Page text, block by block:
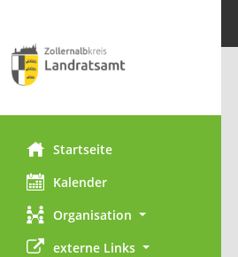
Startseite
Kalender
Organisation
externe Links